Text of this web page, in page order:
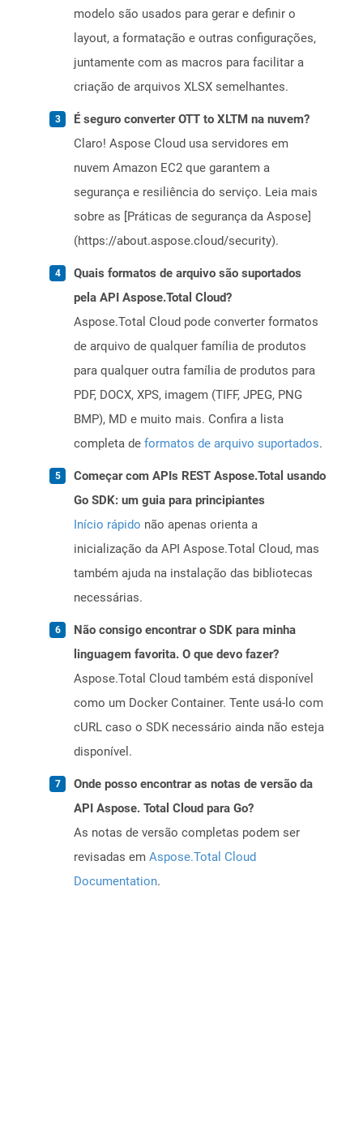
modelo são usados ​​para gerar e definir o
layout, a formatação e outras configurações,
juntamente com as macros para facilitar a
criação de arquivos XLSX semelhantes.
É seguro converter OTT to XLTM na nuvem?
Claro! Aspose Cloud usa servidores em
nuvem Amazon EC2 que garantem a
segurança e resiliência do serviço. Leia mais
sobre as [Práticas de segurança da Aspose]
(https://about.aspose.cloud/security).
Quais formatos de arquivo são suportados
pela API Aspose.Total Cloud?
Aspose.Total Cloud pode converter formatos
de arquivo de qualquer família de produtos
para qualquer outra família de produtos para
PDF, DOCX, XPS, imagem (TIFF, JPEG, PNG
BMP), MD e muito mais. Confira a lista
completa de formatos de arquivo suportados.
Começar com APIs REST Aspose.Total usando
Go SDK: um guia para principiantes
Início rápido não apenas orienta a
inicialização da API Aspose.Total Cloud, mas
também ajuda na instalação das bibliotecas
necessárias.
Não consigo encontrar o SDK para minha
linguagem favorita. O que devo fazer?
Aspose.Total Cloud também está disponível
como um Docker Container. Tente usá-lo com
cURL caso o SDK necessário ainda não esteja
disponível.
Onde posso encontrar as notas de versão da
API Aspose. Total Cloud para Go?
As notas de versão completas podem ser
revisadas em Aspose.Total Cloud
Documentation.